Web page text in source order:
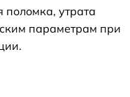
утрата
параметрам при